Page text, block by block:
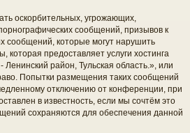
оскорбительных, угрожающих,
сообщений, призывов к
сообщений, которые могут нарушить
предоставляет услуги хостинга
район, Тульская область.», или
Попытки размещения таких сообщений
отключению от конференции, при
в известность, если мы сочтём это
сохраняются для обеспечения данной